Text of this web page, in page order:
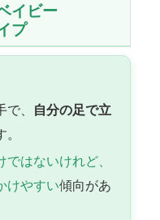
イビー
プ
、 自分の足で立
はないけれど、
けやすい傾向があ